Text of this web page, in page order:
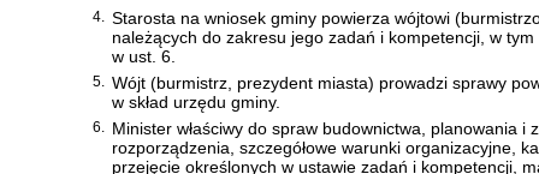
4. Starosta na wniosek gminy powierza wójtowi
należących do zakresu jego zadań i kompetencji, w
w ust. 6.
5. Wójt (burmistrz, prezydent miasta) prowadzi sprawy
w skład urzędu gminy.
6. Minister właściwy do spraw budownictwa, planowania
rozporządzenia, szczegółowe warunki organizacyjne,
przejęcie określonych w ustawie zadań i kompetencji,